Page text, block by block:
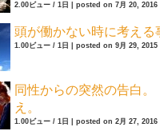
2.00ビュー / 1日 posted on 7月 20, 2016
頭が働かない時に考える
1.00ビュー / 1日 posted on 9月 29, 2015
同性からの突然の告白
え。
1.00ビュー / 1日 posted on 2月 27, 2016